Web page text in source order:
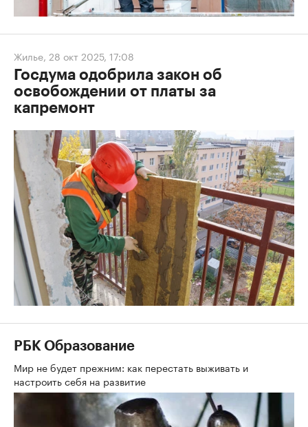
Жилье, 28 окт 2025, 17:08
Госдума одобрила закон об
освобождении от платы за
капремонт
РБК Образование
Мир не будет прежним: как перестать выживать и
настроить себя на развитие